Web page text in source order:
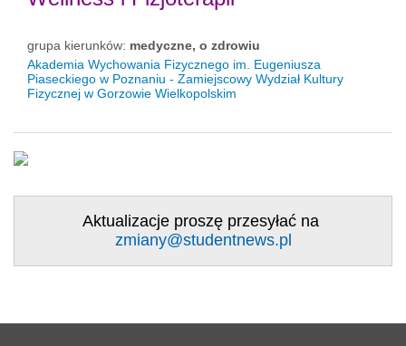
grupa kierunków: medyczne, o zdrowiu
Akademia Wychowania Fizycznego im. Eugeniusza
Piaseckiego w Poznaniu - Zamiejscowy Wydział Kultury
Fizycznej w Gorzowie Wielkopolskim
Aktualizacje proszę przesyłać na
zmiany@studentnews.pl